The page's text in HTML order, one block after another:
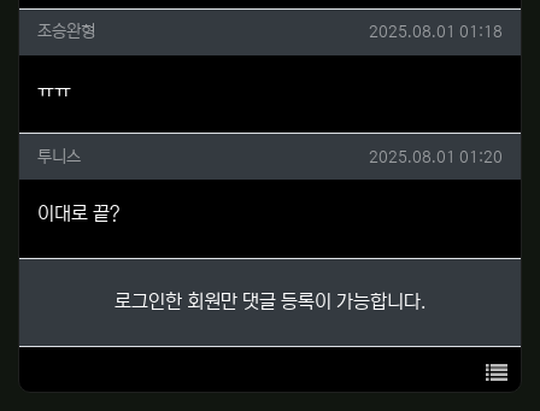
조승완형님의 댓글
조승완형 작성일
2025.08.01 01:18
ㅠㅠ
투니스님의 댓글
투니스 작성일
2025.08.01 01:20
이대로 끝?
로그인한 회원만 댓글 등록이 가능합니다.
목록